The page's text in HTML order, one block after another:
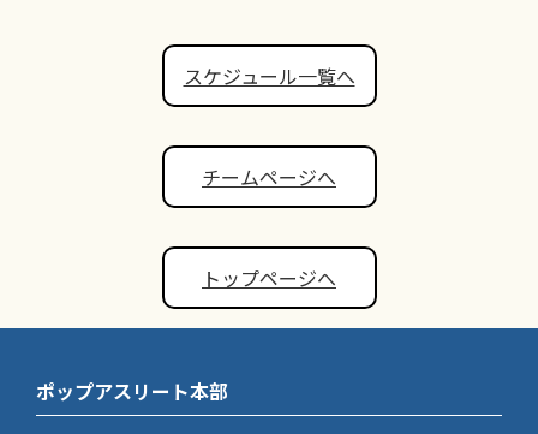
スケジュール一覧へ
チームページへ
トップページへ
ポップアスリート本部